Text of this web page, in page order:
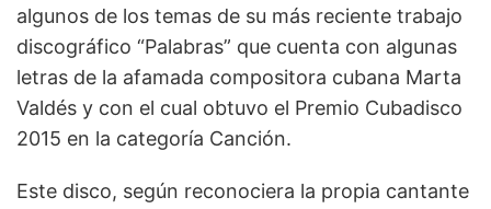
algunos de los temas de su más reciente trabajo
discográfico “Palabras” que cuenta con algunas
letras de la afamada compositora cubana Marta
Valdés y con el cual obtuvo el Premio Cubadisco
2015 en la categoría Canción.
Este disco, según reconociera la propia cantante